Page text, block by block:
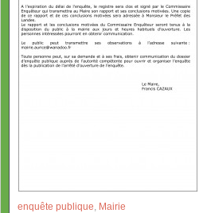
enquête publique, Mairie